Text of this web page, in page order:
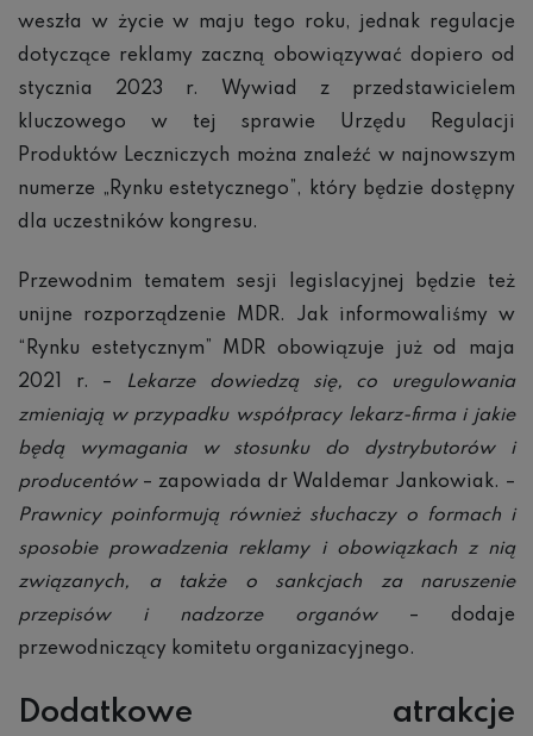
weszła w życie w maju tego roku, jednak regulacje
dotyczące reklamy zaczną obowiązywać dopiero od
stycznia 2023 r. Wywiad z przedstawicielem
kluczowego w tej sprawie Urzędu Regulacji
Produktów Leczniczych można znaleźć w najnowszym
numerze „Rynku estetycznego”, który będzie dostępny
dla uczestników kongresu.
Przewodnim tematem sesji legislacyjnej będzie też
unijne rozporządzenie MDR. Jak informowaliśmy w
“Rynku estetycznym” MDR obowiązuje już od maja
2021 r. –
Lekarze dowiedzą się, co uregulowania
zmieniają w przypadku współpracy lekarz-firma i jakie
będą wymagania w stosunku do dystrybutorów i
producentów– zapowiada dr Waldemar Jankowiak. –
Prawnicy poinformują również słuchaczy o formach i
sposobie prowadzenia reklamy i obowiązkach z nią
związanych, a także o sankcjach za naruszenie
przepisów i nadzorze organów– dodaje
przewodniczący komitetu organizacyjnego.
Dodatkowe atrakcje